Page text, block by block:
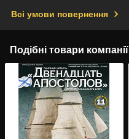
Всі умови повернення
Подібні товари компанії